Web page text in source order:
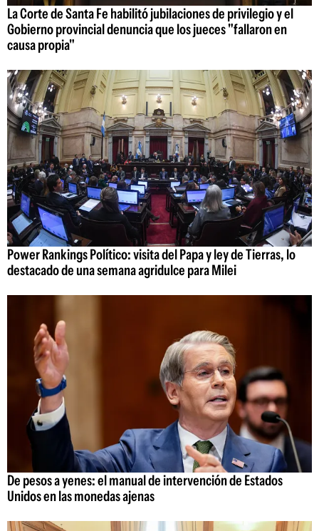
La Corte de Santa Fe habilitó jubilaciones de privilegio y el
Gobierno provincial denuncia que los jueces "fallaron en
causa propia"
Power Rankings Político: visita del Papa y ley de Tierras, lo
destacado de una semana agridulce para Milei
De pesos a yenes: el manual de intervención de Estados
Unidos en las monedas ajenas